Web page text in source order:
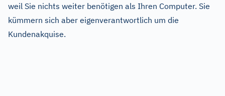
weil Sie nichts weiter benötigen als Ihren Computer. Sie
kümmern sich aber eigenverantwortlich um die
Kundenakquise.